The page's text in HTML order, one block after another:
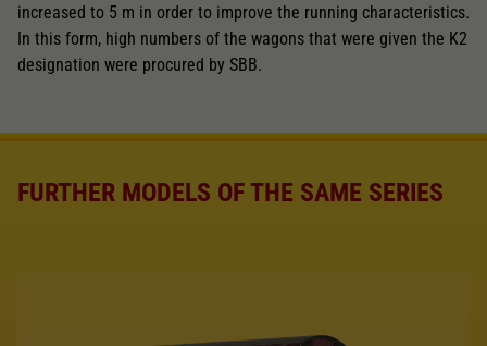
increased to 5 m in order to improve the running characteristics.
In this form, high numbers of the wagons that were given the K2
designation were procured by SBB.
FURTHER MODELS OF THE SAME SERIES